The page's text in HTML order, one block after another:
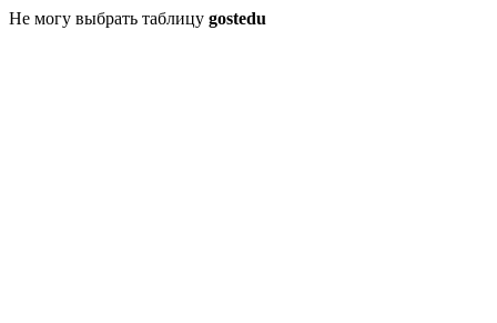
Не могу выбрать таблицу gostedu